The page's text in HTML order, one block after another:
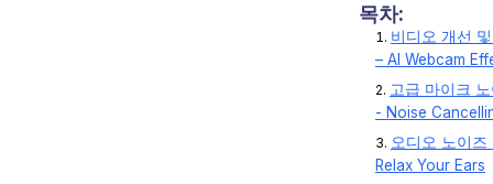
목차:
비디오 개선
– AI Webcam
고급 마이크
- Noise
오디오 노이즈
Relax Your Ears